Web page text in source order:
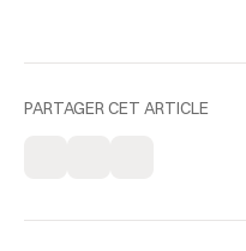
PARTAGER CET ARTICLE